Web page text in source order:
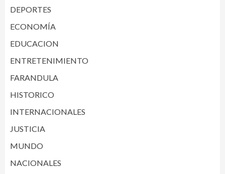
DEPORTES
ECONOMÍA
EDUCACION
ENTRETENIMIENTO
FARANDULA
HISTORICO
INTERNACIONALES
JUSTICIA
MUNDO
NACIONALES